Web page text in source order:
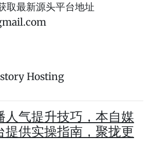
取最新源头平台地址
Hosting
人气提升技巧，本自媒
提供实操指南，聚拢更